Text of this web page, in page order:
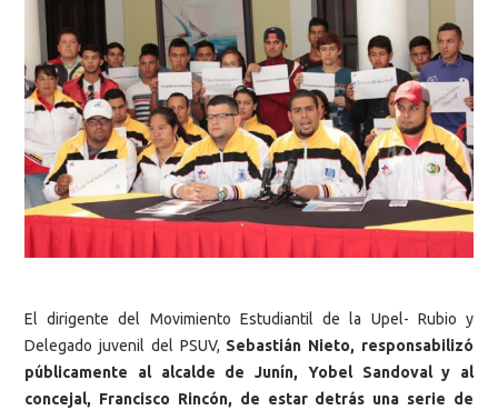
El dirigente del Movimiento Estudiantil de la Upel- Rubio y
Delegado juvenil del PSUV, Sebastián Nieto, responsabilizó
públicamente al alcalde de Junín, Yobel Sandoval y al
concejal, Francisco Rincón, de estar detrás una serie de